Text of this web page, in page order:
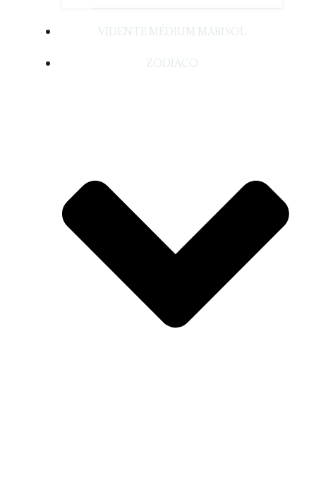
VIDENTE MÉDIUM MARISOL
ZODIACO